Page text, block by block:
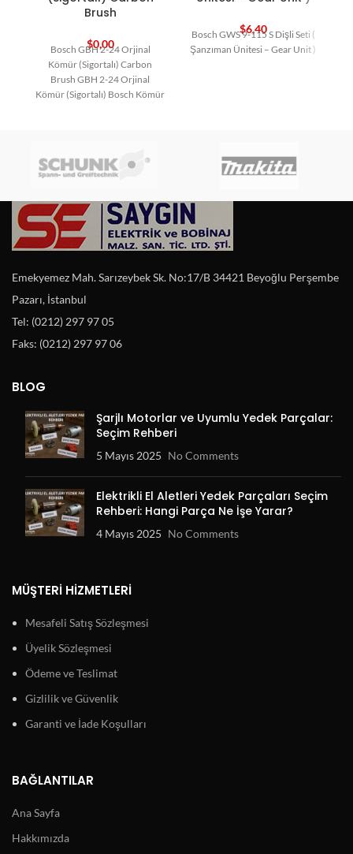
Brush
$0,00
Bosch GBH 2-24 Orjinal
Kömür (Sigortalı) Carbon
Brush GBH 2-24 Orjinal
Kömür (Sigortalı) Bosch Kömür
$6,40
Bosch GWS 9-115 S Dişli Seti (
Şanzıman Ünitesi – Gear Unit )
Emekyemez Mah. Sarızeybek Sk. No:17/B 34421 Beyoğlu Perşembe
Pazarı, İstanbul
Tel: (0212) 297 97 05
Faks: (0212) 297 97 06
BLOG
Şarjlı Motorlar ve Uyumlu Yedek Parçalar:
Seçim Rehberi
5 Mayıs 2025 No Comments
Elektrikli El Aletleri Yedek Parçaları Seçim
Rehberi: Hangi Parça Ne İşe Yarar?
4 Mayıs 2025 No Comments
MÜŞTERI HIZMETLERI
Mesafeli Satış Sözleşmesi
Üyelik Sözleşmesi
Ödeme ve Teslimat
Gizlilik ve Güvenlik
Garanti ve İade Koşulları
BAĞLANTILAR
Ana Sayfa
Hakkımızda